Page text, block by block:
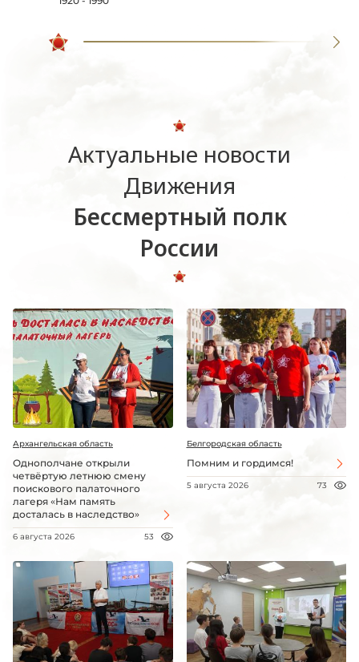
Актуальные новости
Движения
Бессмертный полк
России
Архангельская область
Однополчане открыли
четвёртую летнюю смену
поискового палаточного
лагеря «Нам память
досталась в наследство»
6 августа 2026 53
Белгородская область
Помним и гордимся!
5 августа 2026 73